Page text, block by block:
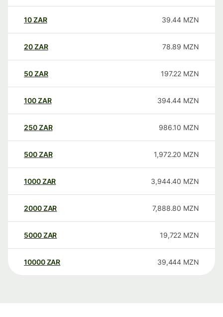
10ZAR 39.44 MZN
20ZAR 78.89 MZN
50ZAR 197.22 MZN
100ZAR 394.44 MZN
250ZAR 986.10 MZN
500ZAR 1,972.20 MZN
1000ZAR 3,944.40 MZN
2000ZAR 7,888.80 MZN
5000ZAR 19,722 MZN
10000 ZAR 39,444 MZN